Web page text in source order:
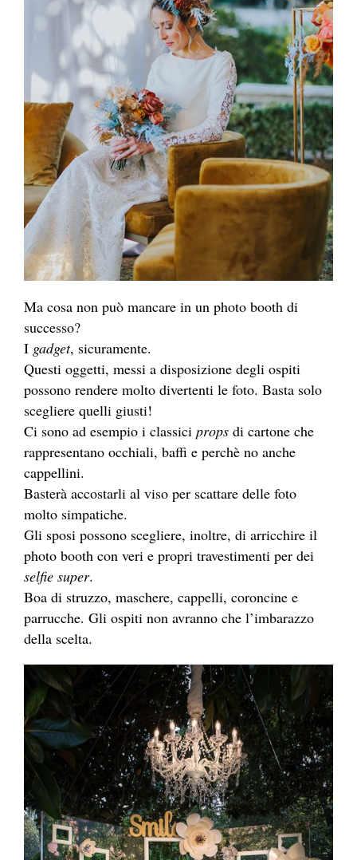
Ma cosa non può mancare in un photo booth di
successo?
I gadget, sicuramente.
Questi oggetti, messi a disposizione degli ospiti
possono rendere molto divertenti le foto. Basta solo
scegliere quelli giusti!
Ci sono ad esempio i classici props di cartone che
rappresentano occhiali, baffi e perchè no anche
cappellini.
Basterà accostarli al viso per scattare delle foto
molto simpatiche.
Gli sposi possono scegliere, inoltre, di arricchire il
photo booth con veri e propri travestimenti per dei
selfie super.
Boa di struzzo, maschere, cappelli, coroncine e
parrucche. Gli ospiti non avranno che l’imbarazzo
della scelta.